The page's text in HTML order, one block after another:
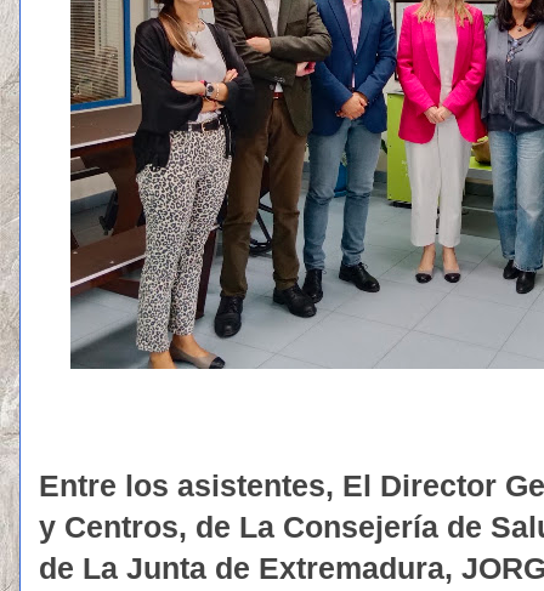
Entre los asistentes, El Director
y Centros, de La Consejería de
de La Junta de Extremadura,